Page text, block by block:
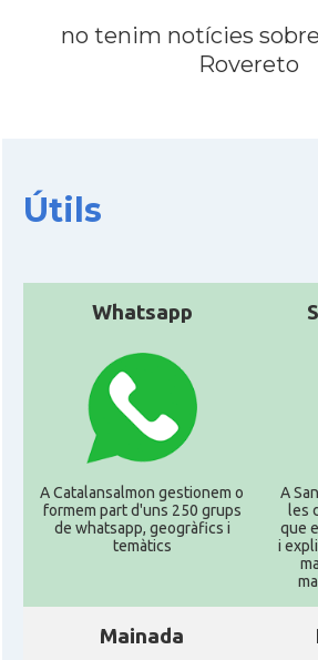
Acció
Delegació Delegació del
Consolat Consolat
Consolat Consolat
* + ambaixades i
no tenim notícies
Rovereto
Útils
Whatsapp
A Catalansalmon gestionem o
formem part d'uns 250 grups
de whatsapp, geogràfics i
temàtics
A
les
que
i
Mainada